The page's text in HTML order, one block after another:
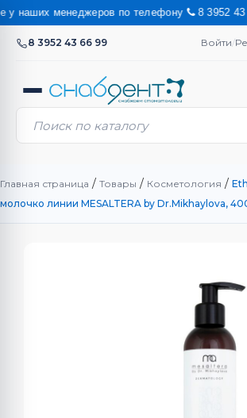
менеджеров по телефону 8 3952 43 66
8 3952 43 66 99 Войти/
Главная страница / Товары / Косметология /
молочко линии MESALTERA by Dr.Mikhaylova,